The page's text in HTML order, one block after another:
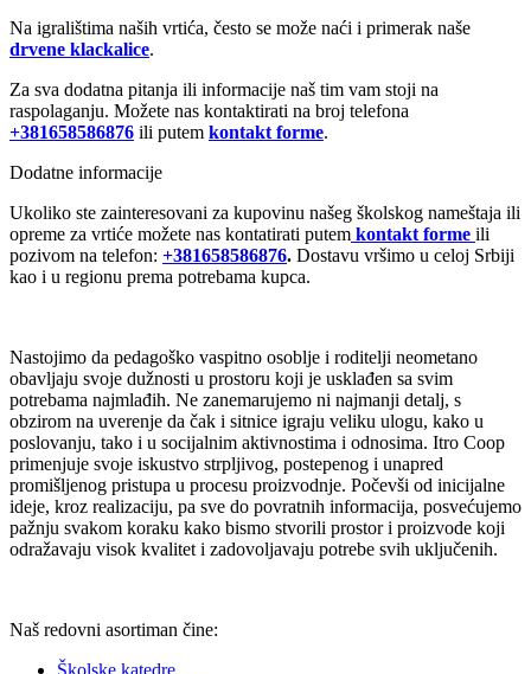
Na igralištima naših vrtića, često se može naći i primerak naše
drvene klackalice.
Za sva dodatna pitanja ili informacije naš tim vam stoji na
raspolaganju. Možete nas kontaktirati na broj telefona
+381658586876 ili putem kontakt forme.
Dodatne informacije
Ukoliko ste zainteresovani za kupovinu našeg školskog nameštaja ili
opreme za vrtiće možete nas kontatirati putem kontakt forme ili
pozivom na telefon: +381658586876. Dostavu vršimo u celoj Srbiji
kao i u regionu prema potrebama kupca.
Nastojimo da pedagoško vaspitno osoblje i roditelji neometano
obavljaju svoje dužnosti u prostoru koji je usklađen sa svim
potrebama najmlađih. Ne zanemarujemo ni najmanji detalj, s
obzirom na uverenje da čak i sitnice igraju veliku ulogu, kako u
poslovanju, tako i u socijalnim aktivnostima i odnosima. Itro Coop
primenjuje svoje iskustvo strpljivog, postepenog i unapred
promišljenog pristupa u procesu proizvodnje. Počevši od inicijalne
ideje, kroz realizaciju, pa sve do povratnih informacija, posvećujemo
pažnju svakom koraku kako bismo stvorili prostor i proizvode koji
odražavaju visok kvalitet i zadovoljavaju potrebe svih uključenih.
Naš redovni asortiman čine: